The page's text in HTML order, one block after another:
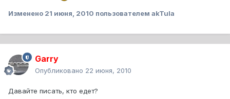
Изменено 21 июня, 2010 пользователем akTula
Garry
Опубликовано 22 июня, 2010
Давайте писать, кто едет?